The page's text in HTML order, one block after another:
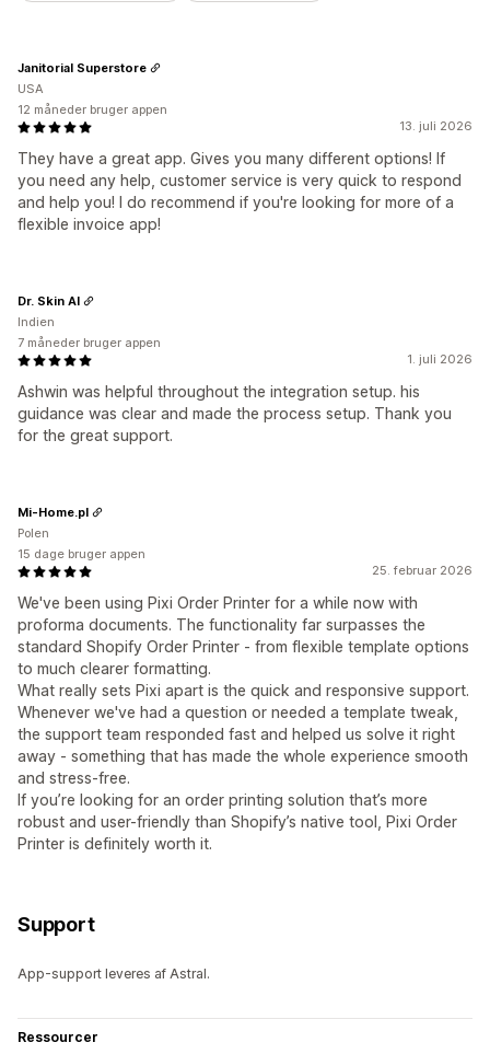
13. juli 2026
They have a great app. Gives you many different options! If
you need any help, customer service is very quick to respond
and help you! I do recommend if you're looking for more of a
flexible invoice app!
Janitorial Superstore
USA
12 måneder bruger appen
1. juli 2026
Ashwin was helpful throughout the integration setup. his
guidance was clear and made the process setup. Thank you
for the great support.
Dr. Skin AI
Indien
7 måneder bruger appen
25. februar 2026
We've been using Pixi Order Printer for a while now with
proforma documents. The functionality far surpasses the
standard Shopify Order Printer - from flexible template options
to much clearer formatting.
What really sets Pixi apart is the quick and responsive support.
Whenever we've had a question or needed a template tweak,
the support team responded fast and helped us solve it right
away - something that has made the whole experience smooth
and stress-free.
If you’re looking for an order printing solution that’s more
robust and user-friendly than Shopify’s native tool, Pixi Order
Printer is definitely worth it.
Mi-Home.pl
Polen
15 dage bruger appen
Support
App-support leveres af Astral.
Ressourcer